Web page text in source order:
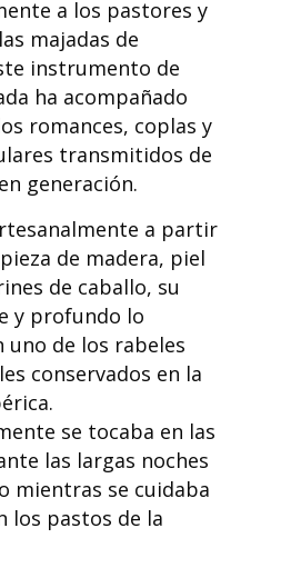
a los pastores y
majadas de
instrumento de
ha acompañado
romances, coplas y
transmitidos de
generación.
a partir
de madera, piel
de caballo, su
y profundo lo
uno de los rabeles
conservados en la
se tocaba en las
las largas noches
mientras se cuidaba
los pastos de la